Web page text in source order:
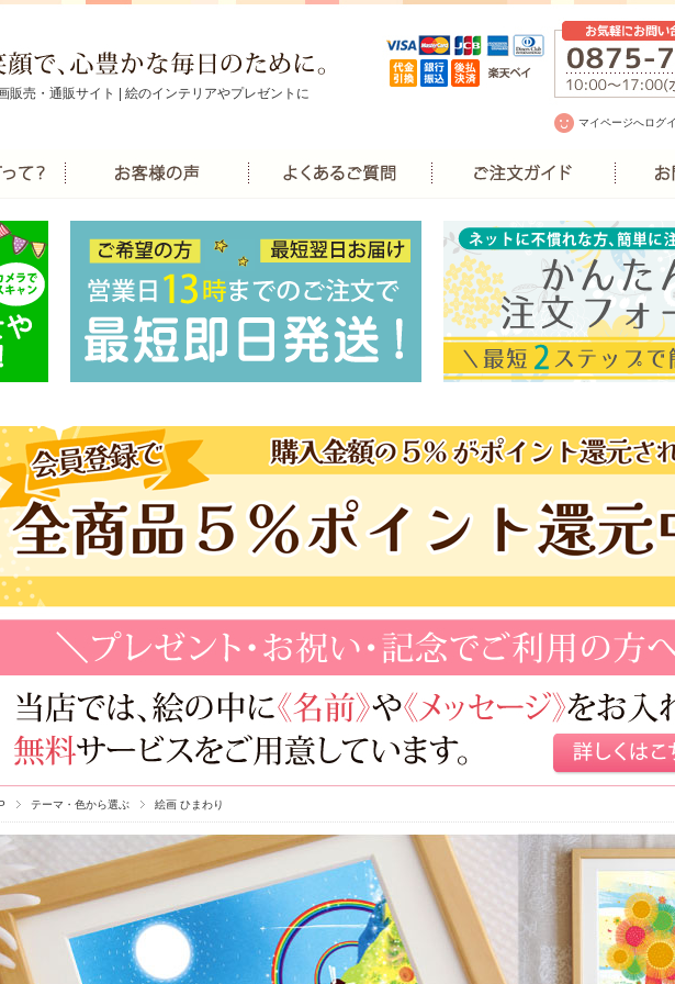
販売・通販サイト | 絵のインテリアやプレゼントに
マイページへログ
テーマ・色から選ぶ 絵画 ひまわり